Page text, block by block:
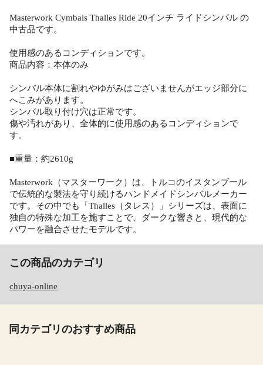
Masterwork Cymbals Thalles Ride 20インチ ライドシンバル の
中古品です。
使用感のあるコンディションです。
商品内容：本体のみ
シンバル本体に割れやゆがみはございませんがエッジ部分に
へこみがあります。
シンバル取り付け穴は正常です。
傷や汚れがあり、全体的に使用感のあるコンディションで
す。
■重量：約2610g
Masterwork（マスターワーク）は、トルコのイスタンブール
で伝統的な製法を守り続けるハンドメイドシンバルメーカー
です。その中でも「Thalles（タレス）」シリーズは、表面に
独自の特殊な加工を施すことで、ダークな響きと、現代的な
パワーを融合させたモデルです。
この商品のカテゴリ
chuya-online
同カテゴリのおすすめ商品